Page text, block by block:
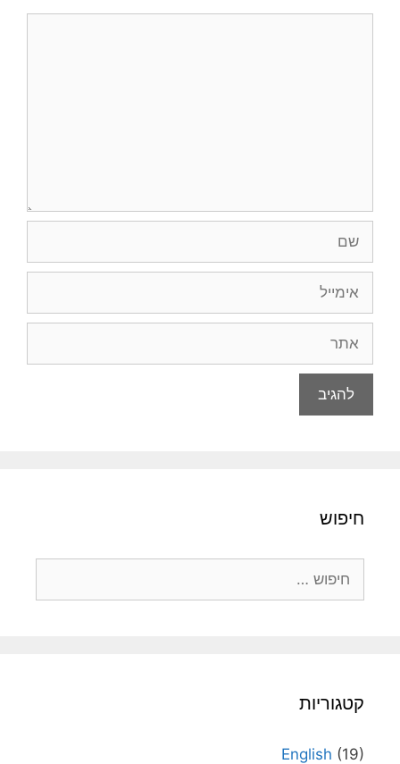
חיפוש
קטגוריות
English (19)